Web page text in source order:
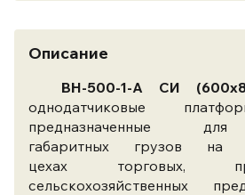
Описание
ВН-500-1-A СИ
однодатчиковые
предназначенные для
габаритных грузов
цехах торговых,
сельскохозяйственных